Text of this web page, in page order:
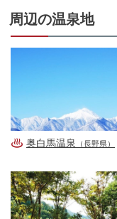
周辺の温泉地
奥白馬温泉 （長野県）